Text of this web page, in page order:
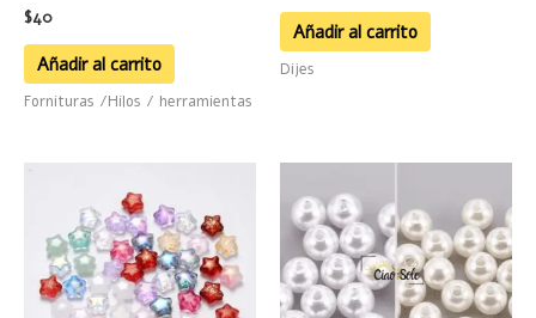
$40
Añadir al carrito
Fornituras /Hilos / herramientas
Añadir al carrito
Dijes
producto
tiene